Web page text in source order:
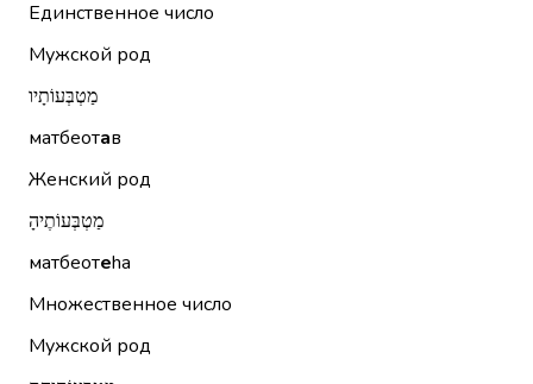
Единственное число
Мужской род
מַטְבְּעוֹתָיו
матбеотав
Женский род
מַטְבְּעוֹתֶיהָ
матбеотеhа
Множественное число
Мужской род